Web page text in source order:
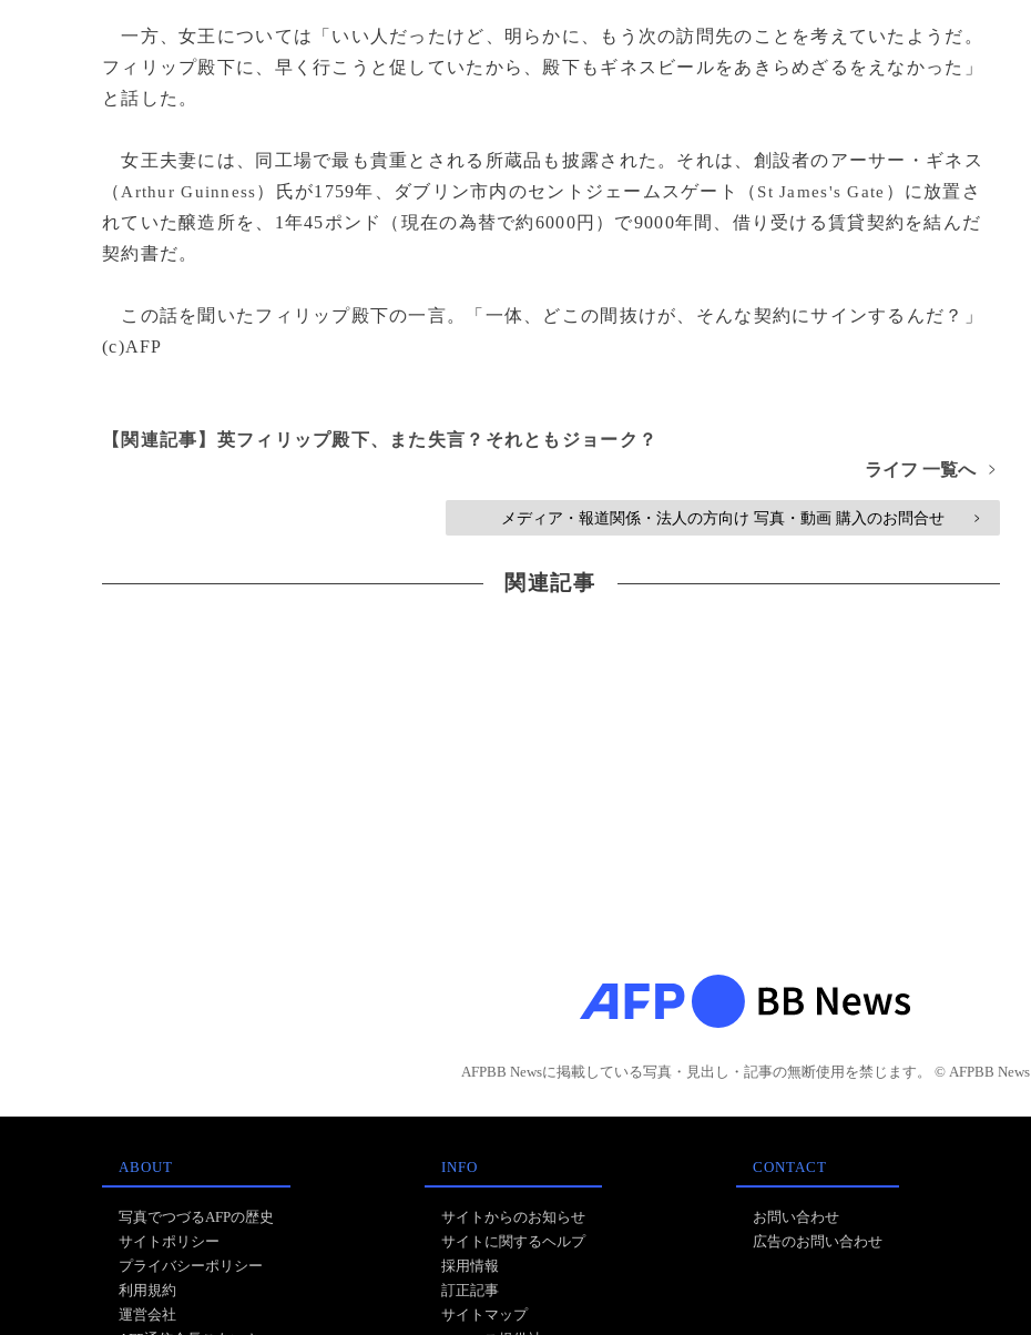
一方、女王については「いい人だったけど、明らかに、もう次の訪問先のことを考えていたようだ。
フィリップ殿下に、早く行こうと促していたから、殿下もギネスビールをあきらめざるをえなかった」
と話した。
女王夫妻には、同工場で最も貴重とされる所蔵品も披露された。それは、創設者のアーサー・ギネス
（ Arthur Guinness）氏が1759年、ダブリン市内のセントジェームスゲート（ St James's Gate ）に放置さ
れていた醸造所を、1年45ポンド（現在の為替で約6000円）で9000年間、借り受ける賃貸契約を結んだ
契約書だ。
この話を聞いたフィリップ殿下の一言。「一体、どこの間抜けが、そんな契約にサインするんだ？」
(c)AFP
【関連記事】英フィリップ殿下、また失言？それともジョーク？
ライフ 一覧へ
>
メディア・報道関係・法人の方向け 写真・動画 購入のお問合せ >
関連記事
AFPBB Newsに掲載している写真・見出し・記事の無断使用を禁じます。 © AFPBB News
ABOUT
写真でつづるAFPの歴史
サイトポリシー
プライバシーポリシー
利用規約
運営会社
INFO
サイトからのお知らせ
サイトに関するヘルプ
採用情報
訂正記事
サイトマップ
CONTACT
お問い合わせ
広告のお問い合わせ